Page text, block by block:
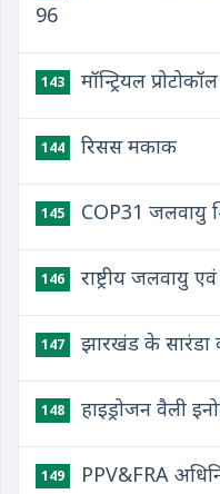
96
143 मॉन्ट्रियल
144 रिसस मकाक
145 COP31 जलवायु
146 राष्ट्रीय जलवायु
147 झारखंड के सारंडा
148 हाइड्रोजन वैली
149 PPV&FRA